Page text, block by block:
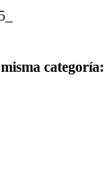
categoría: